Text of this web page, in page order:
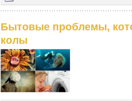
Бытовые проблемы,
колы